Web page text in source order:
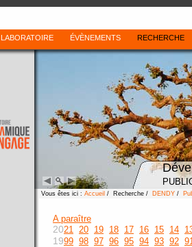
LABORATOIRE ÉVÈNEMENTS RECHERCHE
Vous êtes ici : Accueil / Recherche / DENDY /
A paraître
2021 20 19 18 17 16 15 14
1999 98 97 96 95 94 93 92